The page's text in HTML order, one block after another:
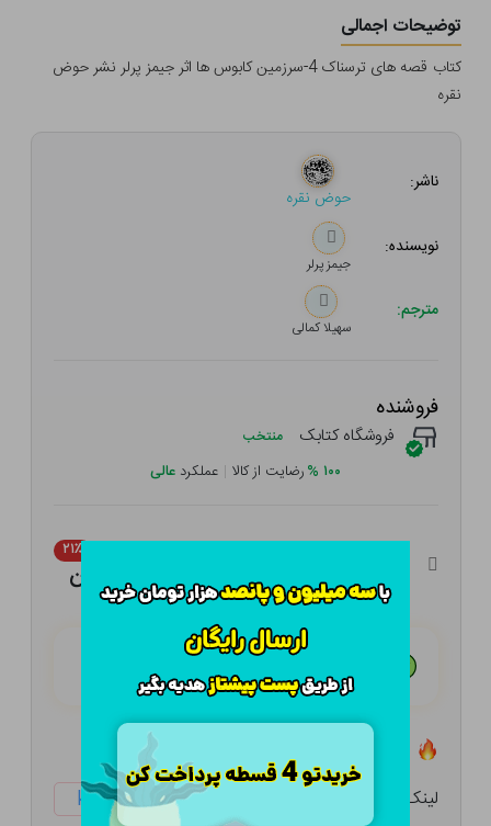
توضیحات اجمالی
کتاب قصه های ترسناک 4-سرزمین کابوس ها اثر جیمز پرلر نشر حوض
نقره
ناشر:
حوض نقره
نویسنده:
جیمز پرلر
مترجم:
سهیلا کمالی
فروشنده
فروشگاه کتابک منتخب
۱۰۰ %رضایت از کالا | عملکرد عالی
۱۴۰,۰۰۰ تومان ۲۱٪
۱۱۰,۶۰۰ تومان
هـر قسط با تــرب‌پــی:
۴ قسط مــاهـانـه؛ بـدون سـود، چـک و ضـامـن
لینک کوتاه: ketabtala.com/sbp-57408